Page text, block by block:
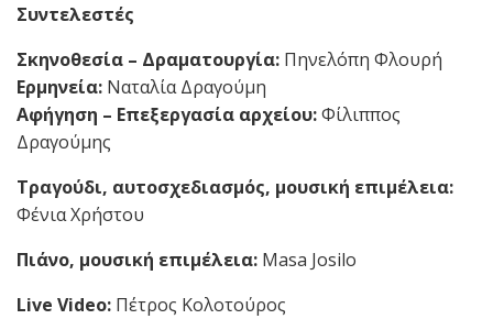
Συντελεστές
Σκηνοθεσία – Δραματουργία: Πηνελόπη Φλουρή
Ερμηνεία: Ναταλία Δραγούμη
Αφήγηση – Επεξεργασία αρχείου:Φίλιππος
Δραγούμης
Τραγούδι, αυτοσχεδιασμός, μουσική επιμέλεια:
Φένια Χρήστου
Πιάνο, μουσική επιμέλεια: Masa Josilo
Live Video: Πέτρος Κολοτούρος